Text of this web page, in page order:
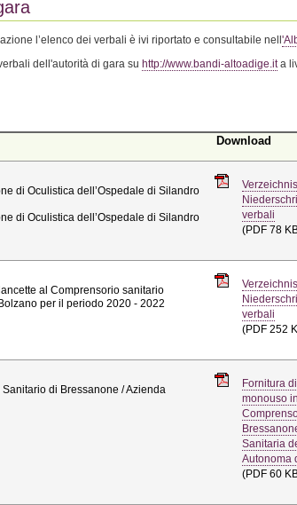
l’elenco dei verbali è ivi riportato e consultabile nell
dell'autorità di gara su http://www.bandi-altoadige.ita
Download
di Oculistica dell’Ospedale di Silandro
di Oculistica dell’Ospedale di Silandro
verbali
(PDF 78
al Comprensorio sanitario
per il periodo 2020 - 2022
verbali
(PDF 252
di Bressanone / Azienda
Fornitura
monouso
Sanitaria
Autonoma
(PDF 60